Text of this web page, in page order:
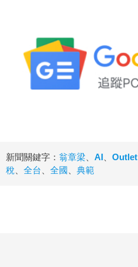
新聞關鍵字： 翁章梁 AI Outlet
稅
全台 全國 典範